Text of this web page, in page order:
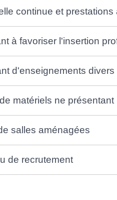
continue et prestations
à favoriser l'insertion
d'enseignements divers
matériels ne
salles aménagées
de recrutement